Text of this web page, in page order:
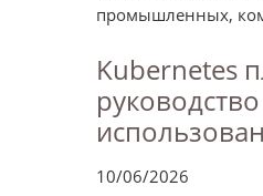
промышленных,
Kubernetes
10/06/2026